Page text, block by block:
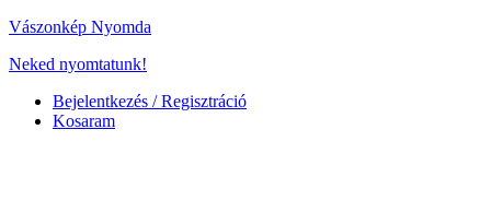
Vászonkép Nyomda
Neked nyomtatunk!
Bejelentkezés / Regisztráció
Kosaram